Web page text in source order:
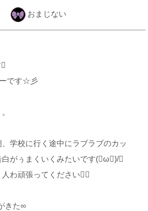
おまじない
です☆彡
学校に行く途中にラブラブのカッ
白がぅまくいくみたいです(ω)/
人わ頑張ってください
きた∞